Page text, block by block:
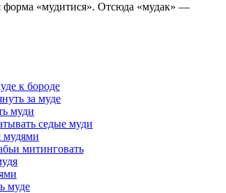
форма «мудитися». Отсюда «мудак» —
к бороде
за муде
муди
седые муди
мудями
митинговать
муде